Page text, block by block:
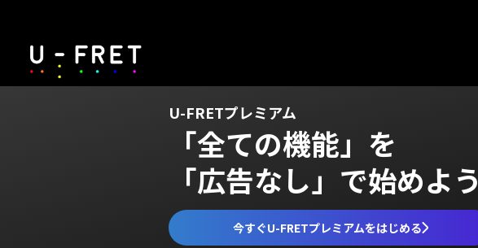
U-FRETプレミアム
「全ての機能」を
「広告なし」で始めよう
今すぐU-FRETプレミアムをはじめる